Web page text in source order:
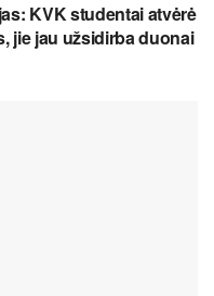
KVK studentai atvėrė
jie jau užsidirba duonai